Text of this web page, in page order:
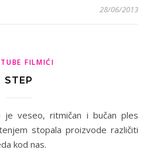
28/06/2013
FILMIĆI
STEP
stopala proizvode različiti
kod nas.